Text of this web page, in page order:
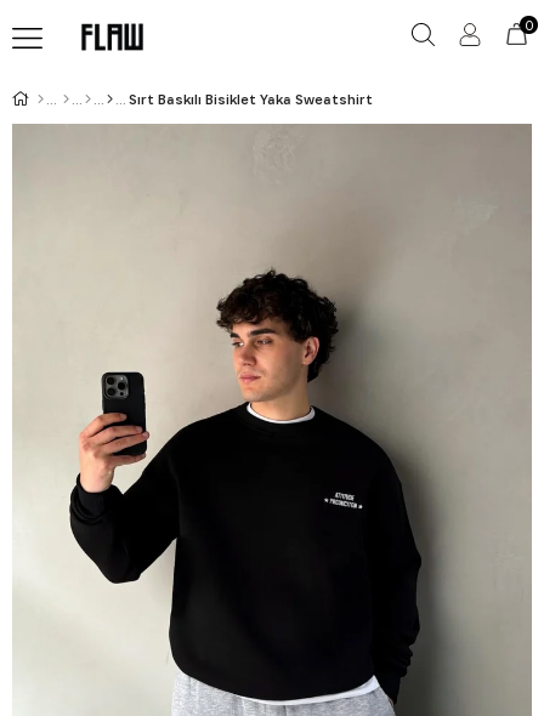
0
Sırt Baskılı Bisiklet Yaka Sweatshirt